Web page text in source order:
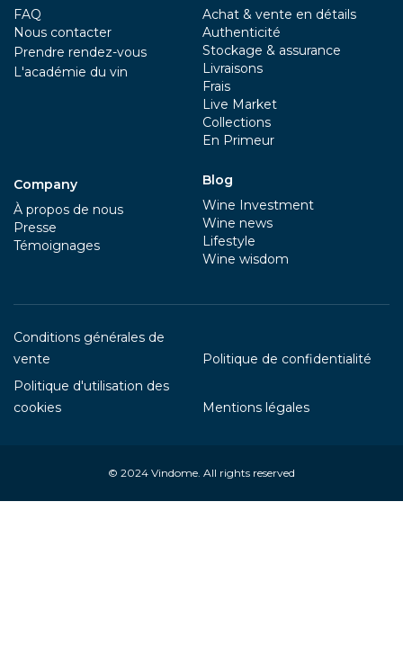
FAQ
Nous contacter
Prendre rendez-vous
L'académie du vin
Company
À propos de nous
Presse
Témoignages
Achat & vente en détails
Authenticité
Stockage & assurance
Livraisons
Frais
Live Market
Collections
En Primeur
Blog
Wine Investment
Wine news
Lifestyle
Wine wisdom
Conditions générales de
vente
Politique de confidentialité
Politique d'utilisation des
cookies
Mentions légales
© 2024 Vindome. All rights reserved